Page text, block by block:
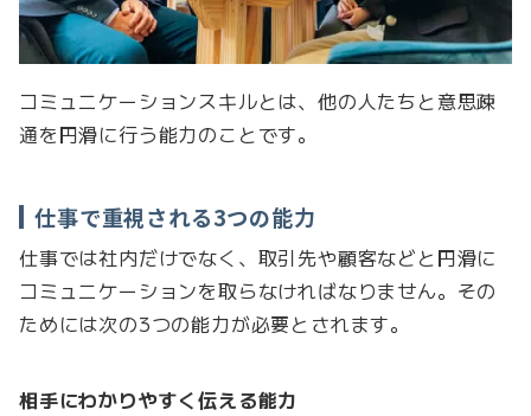
コミュニケーションスキルとは、他の人たちと意思疎
通を円滑に行う能力のことです。
仕事で重視される3つの能力
仕事では社内だけでなく、取引先や顧客などと円滑に
コミュニケーションを取らなければなりません。その
ためには次の3つの能力が必要とされます。
相手にわかりやすく伝える能力